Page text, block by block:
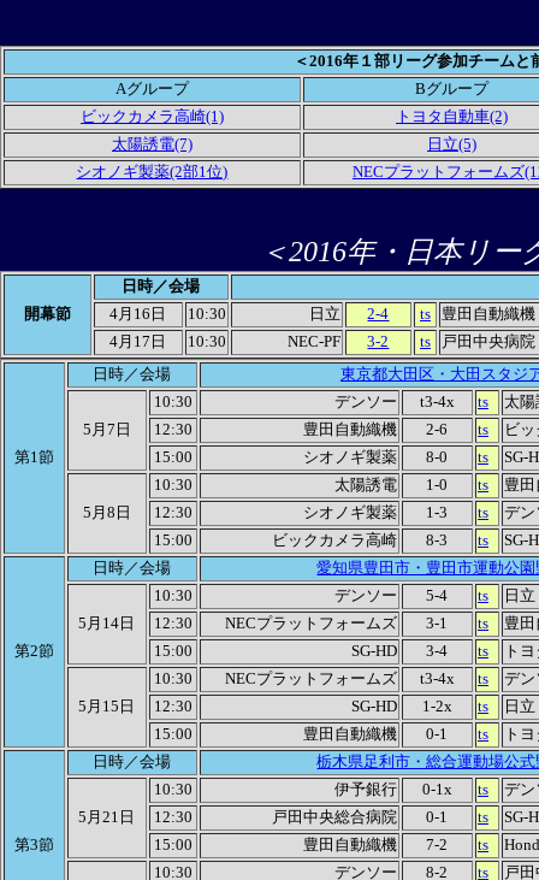
＜2016年１部リーグ参加チーム
Aグループ
Bグループ
ビックカメラ高崎(1)
トヨタ自動車(2)
太陽誘電(7)
日立(5)
シオノギ製薬(2部1位)
NECプラットフォームズ
＜2016年・日本リ
開幕節
日時／会場
4月16日
10:30 日立 2-4 ts
豊田自動織機
4月17日
10:30 NEC-PF 3-2 ts 戸田中央病院
第1節
日時／会場 東京都大田区・大田スタジ
5月7日
10:30 デンソー t3-4x ts
太陽
12:30
豊田自動織機 2-6 ts
ビ
15:00
シオノギ製薬 8-0 ts SG-
5月8日
10:30 太陽誘電 1-0 ts
豊
12:30
シオノギ製薬 1-3 ts
デン
15:00
ビックカメラ高崎 8-3 ts SG-
第2節
日時／会場 愛知県豊田市・豊田市運動公
5月14日
10:30 デンソー 5-4 ts
日立
12:30
NECプラットフォームズ 3-1 ts
豊
15:00
SG-HD 3-4 ts ト
5月15日
10:30 NECプラットフォームズ t3-4x ts
デン
12:30
SG-HD 1-2x ts
日立
15:00
豊田自動織機 0-1 ts ト
第3節
日時／会場 栃木県足利市・総合運動場公
5月21日
10:30 伊予銀行 0-1x ts
デン
12:30
戸田中央総合病院 0-1 ts
SG-
15:00
豊田自動織機 7-2 ts
10:30 デンソー 8-2 ts
戸